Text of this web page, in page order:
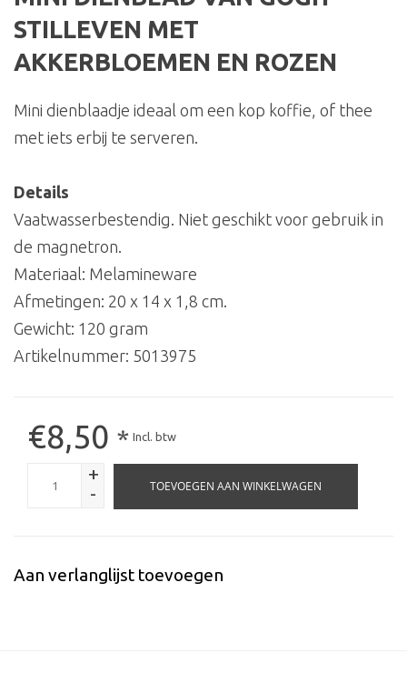
STILLEVEN MET
AKKERBLOEMEN EN ROZEN
Mini dienblaadje ideaal om een kop koffie, of thee
met iets erbij te serveren.
Details
Vaatwasserbestendig. Niet geschikt voor gebruik in
de magnetron.
Materiaal: Melamineware
Afmetingen: 20 x 14 x 1,8 cm.
Gewicht: 120 gram
Artikelnummer: 5013975
€8,50 * Incl. btw
+
-
TOEVOEGEN AAN WINKELWAGEN
Aan verlanglijst toevoegen